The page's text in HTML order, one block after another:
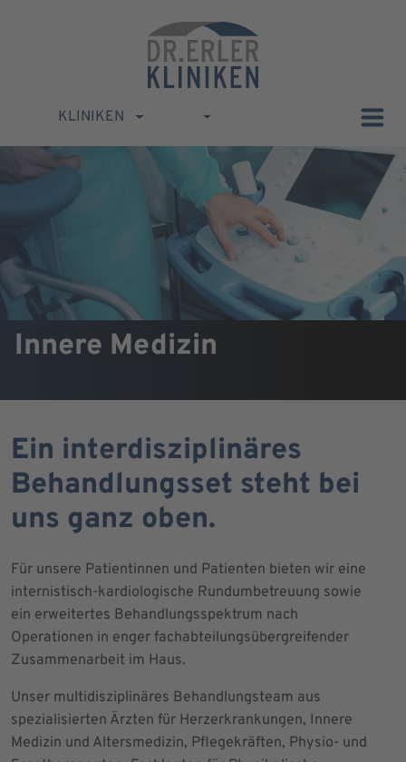
KLINIKEN
Innere Medizin
Ein interdisziplinäres
Behandlungsset steht bei
uns ganz oben.
Für unsere Patientinnen und Patienten bieten wir eine
internistisch-kardiologische Rundumbetreuung sowie
ein erweitertes Behandlungsspektrum nach
Operationen in enger fachabteilungsübergreifender
Zusammenarbeit im Haus.
Unser multidisziplinäres Behandlungsteam aus
spezialisierten Ärzten für Herzerkrankungen, Innere
Medizin und Altersmedizin, Pflegekräften, Physio- und